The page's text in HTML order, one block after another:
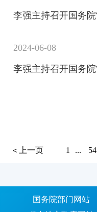
2024-06-08
＜上一页 1 ... 54
国务院部门网站